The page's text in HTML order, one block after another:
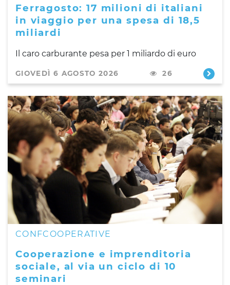
Ferragosto: 17 milioni di italiani
in viaggio per una spesa di 18,5
miliardi
Il caro carburante pesa per 1 miliardo di euro
GIOVEDÌ 6 AGOSTO 2026 26
CONFCOOPERATIVE
Cooperazione e imprenditoria
sociale, al via un ciclo di 10
seminari